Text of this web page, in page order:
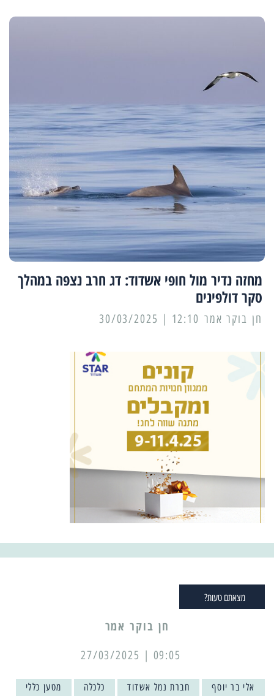
מחזה נדיר מול חופי אשדוד: דג חרב נצפה במהלך
סקר דולפינים
12:10 | 30/03/2025
מצאתם טעות?
09:05 | 27/03/2025
אלי בר יוסף חברת נמל אשדוד כלכלה מטען כללי